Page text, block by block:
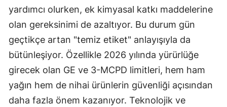
yardımcı olurken, ek kimyasal katkı maddelerine
olan gereksinimi de azaltıyor. Bu durum gün
geçtikçe artan "temiz etiket" anlayışıyla da
bütünleşiyor. Özellikle 2026 yılında yürürlüğe
girecek olan GE ve 3-MCPD limitleri, hem ham
yağın hem de nihai ürünlerin güvenliği açısından
daha fazla önem kazanıyor. Teknolojik ve